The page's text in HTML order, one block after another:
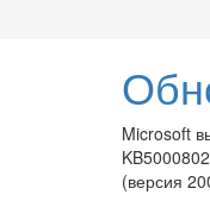
Microsoft
(версия